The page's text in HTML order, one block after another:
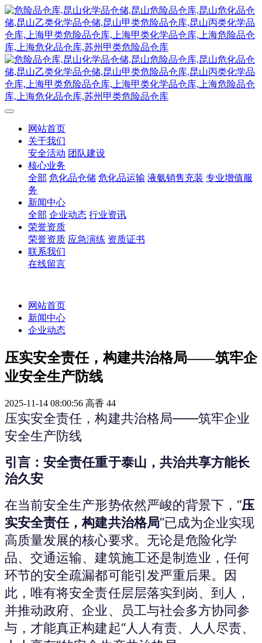
网站首页
关于我们
安全活动 团队建设
核心业务
全部 危化品仓储 危化品运输 液氨销售充装 专业增值服
务
新闻中心
全部 企业动态 行业资讯
荣誉资质
荣誉资质 应急演练 资质证书
联系我们
在线留言
网站首页
新闻中心
企业动态
压实安全责任，构建共治格局——筑牢企
业安全生产防线
2025-11-14 08:00:56 高香 44
压实安全责任，构建共治格局——筑牢企业
安全生产防线
引言：安全责任重于泰山，共治共享方能长
治久安
在当前安全生产形势依然严峻的背景下，“压
实安全责任，构建共治格局”已成为企业实现
高质量发展的核心要求。无论是危险化学
品、交通运输、建筑施工还是制造业，任何
环节的安全疏漏都可能引发严重后果。因
此，唯有将安全责任层层落实到岗、到人，
并推动政府、企业、员工与社会多方协同参
与，才能真正构建起“人人有责、人人尽责、